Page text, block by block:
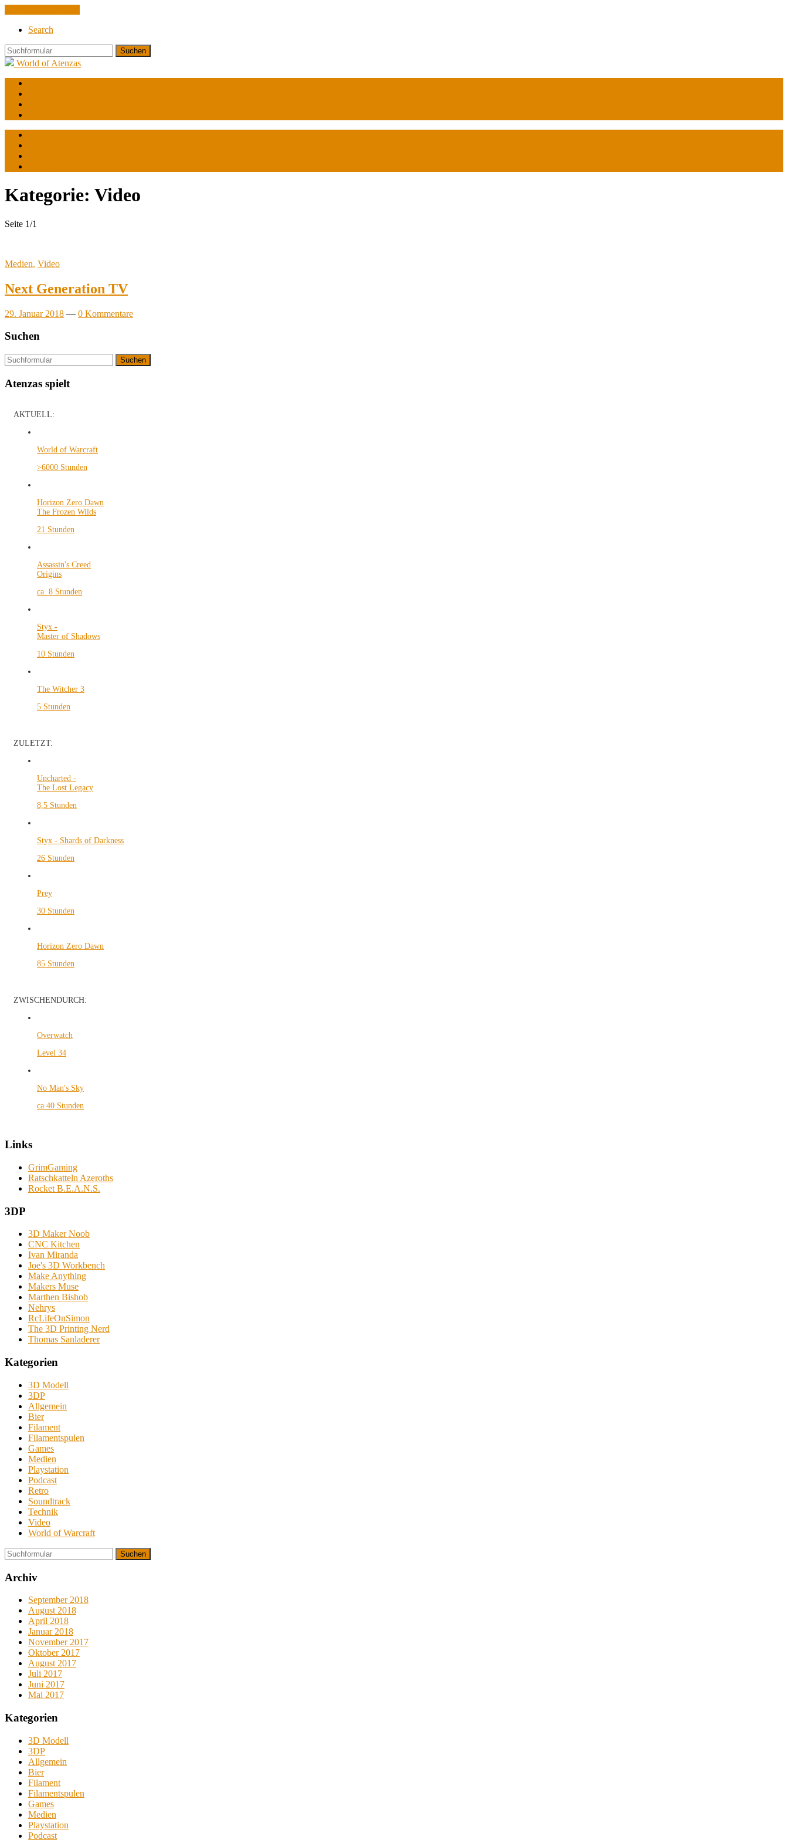
Search
Suchen
World of Atenzas
Kategorie: Video
Seite 1/1
Medien, Video
Next Generation TV
29. Januar 2018 — 0 Kommentare
Suchen
Suchen
Atenzas spielt
AKTUELL:
World of Warcraft
>6000 Stunden
Horizon Zero Dawn
The Frozen Wilds
21 Stunden
Assassin's Creed
Origins
ca. 8 Stunden
Styx -
Master of Shadows
10 Stunden
The Witcher 3
5 Stunden
ZULETZT:
Uncharted -
The Lost Legacy
8,5 Stunden
Styx - Shards of Darkness
26 Stunden
Prey
30 Stunden
Horizon Zero Dawn
85 Stunden
ZWISCHENDURCH:
Overwatch
Level 34
No Man's Sky
ca 40 Stunden
Links
GrimGaming
Ratschkatteln Azeroths
Rocket B.E.A.N.S.
3DP
3D Maker Noob
CNC Kitchen
Ivan Miranda
Joe's 3D Workbench
Make Anything
Makers Muse
Marthen Bishob
Nehrys
RcLifeOnSimon
The 3D Printing Nerd
Thomas Sanladerer
Kategorien
3D Modell
3DP
Allgemein
Bier
Filament
Filamentspulen
Games
Medien
Playstation
Podcast
Retro
Soundtrack
Technik
Video
World of Warcraft
Suchen
Archiv
September 2018
August 2018
April 2018
Januar 2018
November 2017
Oktober 2017
August 2017
Juli 2017
Juni 2017
Mai 2017
Kategorien
3D Modell
3DP
Allgemein
Bier
Filament
Filamentspulen
Games
Medien
Playstation
Podcast